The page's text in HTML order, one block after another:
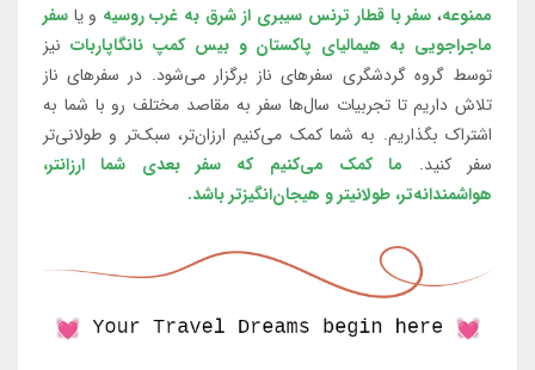
ممنوعه، سفر با قطار ترنس سیبری از شرق به غرب روسیه و یا سفر
ماجراجویی به هیمالیای پاکستان و بیس کمپ نانگاپاربات نیز
توسط گروه گردشگری سفرهای ناز برگزار می‌شود. در سفرهای ناز
تلاش داریم تا تجربیات سال‌ها سفر به مقاصد مختلف رو با شما به
اشتراک بگذاریم. به شما کمک می‌کنیم ارزان‌تر، سبک‌تر و طولانی‌تر
سفر کنید. ما کمک می‌کنیم که سفر بعدی شما ارزانتر،
هواشمندانه‌تر، طولانی‎تر و هیجان‌انگیزتر باشد.